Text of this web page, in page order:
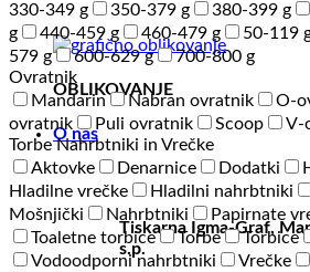
OBLIKOVANJE
O nas
Tiskarna Igma-Graf,
s.p.
330-349 g
350-379 g 380-399 g
g
440-459 g 460-479 g 50-119
579 g
600-629 g
700-800 g
Ovratnik
Mandarin
Nabran ovratnik O-
ovratnik
Puli ovratnik Scoop
V-
Torbe Nahrbtniki in Vrečke
Aktovke
Denarnice Dodatki
Hladilne vrečke
Hladilni nahrbtniki
Mošnjički
Nahrbtniki Papirnate
Toaletne torbice
Torbe Torbice
Vodoodporni nahrbtniki
Vrečke